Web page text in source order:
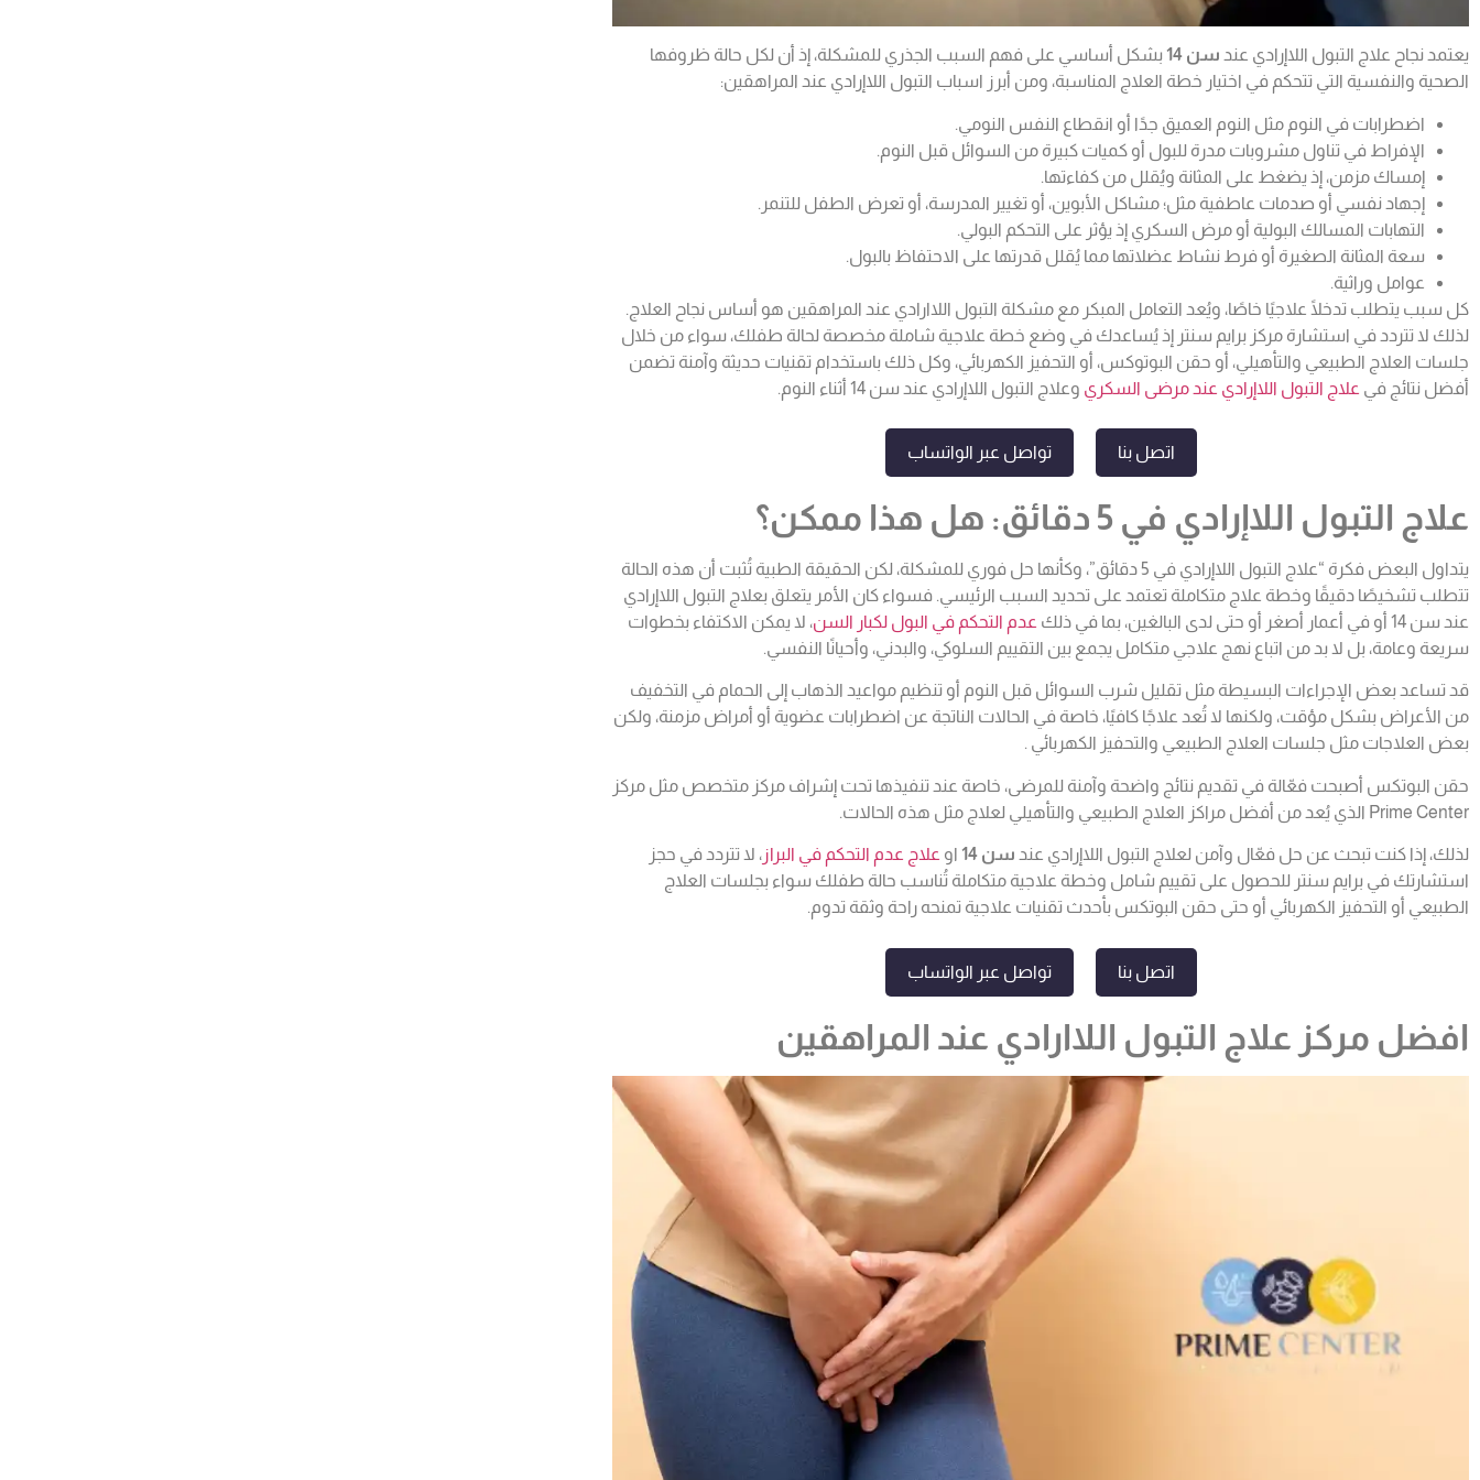
يعتمد نجاح علاج التبول اللاإرادي عند سن 14
بشكل أساسي على فهم السبب الجذري للمشكلة، إذ أن لكل حالة ظروفها
الصحية والنفسية التي تتحكم في اختيار خطة العلاج المناسبة، ومن أبرز اسباب التبول اللاإرادي عند المراهقين:
اضطرابات في النوم مثل النوم العميق جدًا أو انقطاع النفس النومي.
الإفراط في تناول مشروبات مدرة للبول أو كميات كبيرة من السوائل قبل النوم.
إمساك مزمن، إذ يضغط على المثانة ويُقلل من كفاءتها.
إجهاد نفسي أو صدمات عاطفية مثل؛ مشاكل الأبوين، أو تغيير المدرسة، أو تعرض الطفل للتنمر.
التهابات المسالك البولية أو مرض السكري إذ يؤثر على التحكم البولي.
سعة المثانة الصغيرة أو فرط نشاط عضلاتها مما يُقلل قدرتها على الاحتفاظ بالبول.
عوامل وراثية.
كل سبب يتطلب تدخلًا علاجيًا خاصًا، ويُعد التعامل المبكر مع مشكلة التبول اللاارادي عند المراهقين هو أساس نجاح العلاج.
لذلك لا تتردد في استشارة مركز برايم سنتر إذ يُساعدك في وضع خطة علاجية شاملة مخصصة لحالة طفلك، سواء من خلال
جلسات العلاج الطبيعي والتأهيلي، أو حقن البوتوكس، أو التحفيز الكهربائي، وكل ذلك باستخدام تقنيات حديثة وآمنة تضمن
أفضل نتائج في علاج التبول اللاإرادي عند مرضى السكري وعلاج التبول اللاإرادي عند سن 14 أثناء النوم.
اتصل بنا تواصل عبر الواتساب
علاج التبول اللاإرادي في 5 دقائق : هل هذا ممكن؟
يتداول البعض فكرة “علاج التبول اللاإرادي في 5 دقائق”، وكأنها حل فوري للمشكلة، لكن الحقيقة الطبية تُثبت أن هذه الحالة
تتطلب تشخيصًا دقيقًا وخطة علاج متكاملة تعتمد على تحديد السبب الرئيسي. فسواء كان الأمر يتعلق بعلاج التبول اللاإرادي
عند سن 14 أو في أعمار أصغر أو حتى لدى البالغين، بما في ذلك
عدم التحكم في البول لكبار السن، لا يمكن الاكتفاء بخطوات
سريعة وعامة، بل لا بد من اتباع نهج علاجي متكامل يجمع بين التقييم السلوكي، والبدني، وأحيانًا النفسي.
قد تساعد بعض الإجراءات البسيطة مثل تقليل شرب السوائل قبل النوم أو تنظيم مواعيد الذهاب إلى الحمام في التخفيف
من الأعراض بشكل مؤقت، ولكنها لا تُعد علاجًا كافيًا، خاصة في الحالات الناتجة عن اضطرابات عضوية أو أمراض مزمنة، ولكن
بعض العلاجات مثل جلسات العلاج الطبيعي والتحفيز الكهربائي .
حقن البوتكس أصبحت فعّالة في تقديم نتائج واضحة وآمنة للمرضى، خاصة عند تنفيذها تحت إشراف مركز متخصص مثل مركز
Prime Center الذي يُعد من أفضل مراكز العلاج الطبيعي والتأهيلي لعلاج مثل هذه الحالات.
لذلك، إذا كنت تبحث عن حل فعّال وآمن لعلاج التبول اللاإرادي عند سن 14 او علاج عدم التحكم في البراز ، لا تتردد في حجز
استشارتك في برايم سنتر للحصول على تقييم شامل وخطة علاجية متكاملة تُناسب حالة طفلك سواء بجلسات العلاج
الطبيعي أو التحفيز الكهربائي أو حتى حقن البوتكس بأحدث تقنيات علاجية تمنحه راحة وثقة تدوم.
اتصل بنا تواصل عبر الواتساب
افضل مركز علاج التبول اللاارادي عند المراهقين